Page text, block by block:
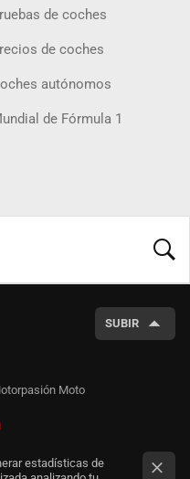
de coches
de coches
autónomos
de Fórmula 1
SUBIR
Moto
estadísticas de